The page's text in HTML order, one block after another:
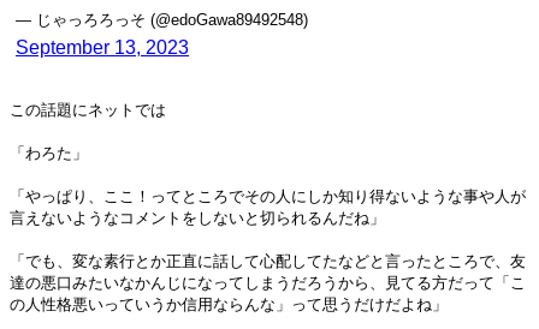
— じゃっろろっそ (@edoGawa89492548)
September 13, 2023
この話題にネットでは
「わろた」
「やっぱり、ここ！ってところでその人にしか知り得ないような事や人が
言えないようなコメントをしないと切られるんだね」
「でも、変な素行とか正直に話して心配してたなどと言ったところで、友
達の悪口みたいなかんじになってしまうだろうから、見てる方だって「こ
の人性格悪いっていうか信用ならんな」って思うだけだよね」